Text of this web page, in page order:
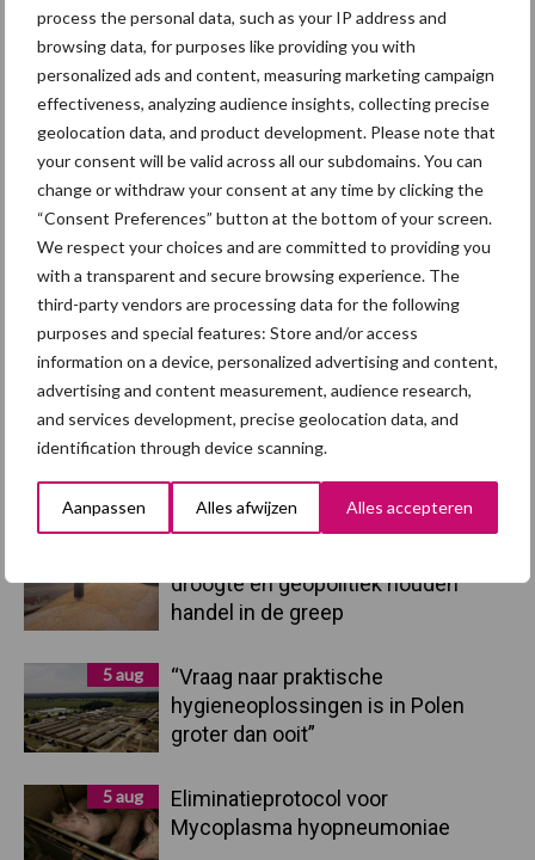
process the personal data, such as your IP address and
browsing data, for purposes like providing you with
personalized ads and content, measuring marketing campaign
effectiveness, analyzing audience insights, collecting precise
geolocation data, and product development. Please note that
your consent will be valid across all our subdomains. You can
change or withdraw your consent at any time by clicking the
“Consent Preferences” button at the bottom of your screen.
We respect your choices and are committed to providing you
with a transparent and secure browsing experience. The
third-party vendors are processing data for the following
purposes and special features: Store and/or access
information on a device, personalized advertising and content,
advertising and content measurement, audience research,
and services development, precise geolocation data, and
identification through device scanning.
Aanpassen Alles afwijzen Alles accepteren
Primaire
Sidebar
Recent nieuws Partner nieuws
droogte en geopolitiek houden
handel in de greep
5 aug
“Vraag naar praktische
hygieneoplossingen is in Polen
groter dan ooit”
5 aug
Eliminatieprotocol voor
Mycoplasma hyopneumoniae
Diergezondheid Fokkerij Huisvesting
Afrikaanse
varkenspest
Brachyspira
Toon meer